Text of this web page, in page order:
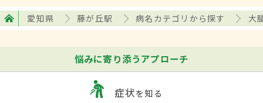
愛知県 藤が丘駅 病名カテゴリから探す 大
悩みに寄り添うアプローチ
症状を知る